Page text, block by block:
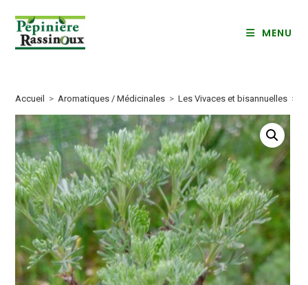
content
MENU
Accueil > Aromatiques / Médicinales > Les Vivaces et bisannuelles >